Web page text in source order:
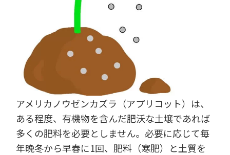
アメリカノウゼンカズラ（アプリコット）は、
ある程度、有機物を含んだ肥沃な土壌であれば
多くの肥料を必要としません。必要に応じて毎
年晩冬から早春に1回、肥料（寒肥）と土質を